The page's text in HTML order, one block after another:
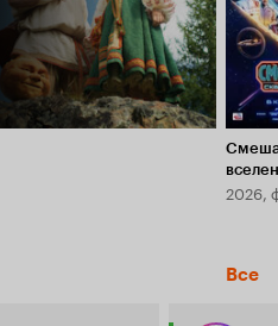
2026,
Все